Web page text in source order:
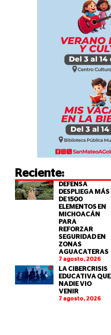
Reciente:
DEFENSA
DESPLIEGA MÁS
DE 1500
ELEMENTOS EN
MICHOACÁN
PARA
REFORZAR
SEGURIDAD EN
ZONAS
AGUACATERAS
7 agosto, 2026
LA CIBERCRISIS
EDUCATIVA QUE
NADIE VIO
VENIR
7 agosto, 2026